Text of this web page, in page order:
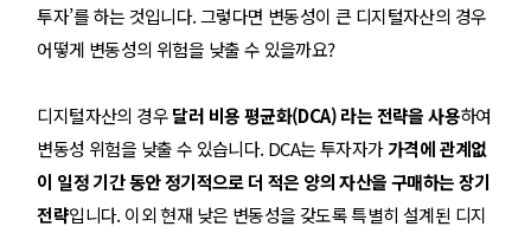
투자’를 하는 것입니다. 그렇다면 변동성이 큰 디지털자산의 경우
어떻게 변동성의 위험을 낮출 수 있을까요?
디지털자산의 경우달러 비용 평균화(DCA) 라는 전략을 사용하여
변동성 위험을 낮출 수 있습니다. DCA는 투자자가가격에 관계없
이 일정 기간 동안 정기적으로 더 적은 양의 자산을 구매하는 장기
전략입니다. 이외 현재 낮은 변동성을 갖도록 특별히 설계된 디지